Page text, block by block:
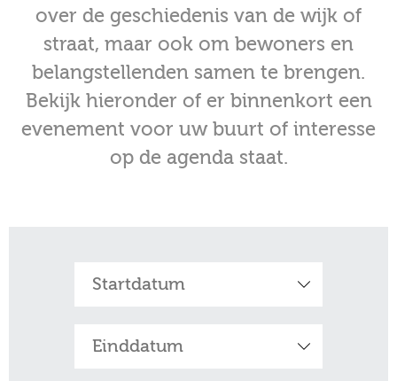
Zuilen
over de geschiedenis van de wijk of
straat, maar ook om bewoners en
belangstellenden samen te brengen.
Bekijk hieronder of er binnenkort een
evenement voor uw buurt of interesse
op de agenda staat.